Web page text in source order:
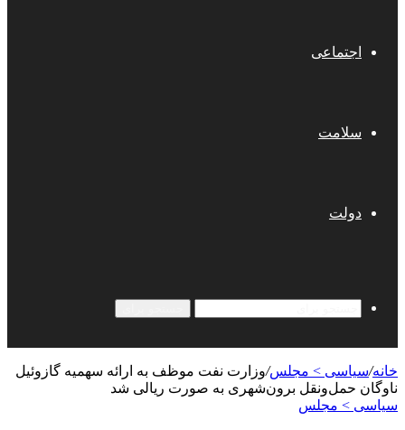
اجتماعی
سلامت
دولت
خانه/سیاسی > مجلس/وزارت نفت موظف به ارائه سهمیه گازوئیل
ناوگان حمل‌ونقل برون‌شهری به صورت ریالی شد
سیاسی > مجلس